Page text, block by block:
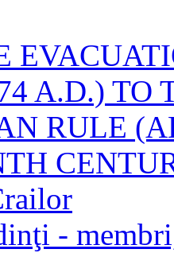
A.D.) TO
RULE
-